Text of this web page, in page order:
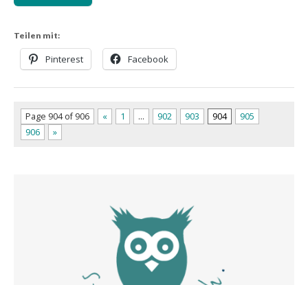
Teilen mit:
Pinterest Facebook
Page 904 of 906 « 1 … 902 903 904
905
906
»